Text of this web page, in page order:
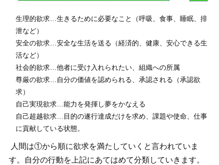
生理的欲求…生きるために必要なこと（呼吸、食事、睡眠、排
泄など）
安全の欲求…安全な生活を送る（経済的、健康、安心できる生
活など）
社会的欲求…他者に受け入れられたい、組織への所属
尊厳の欲求…自分の価値を認められる、承認される（承認欲
求）
自己実現欲求…能力を発揮し夢をかなえる
自己超越欲求…目的の遂行達成だけを求め、課題や使命、仕事
に貢献している状態。
人間は①から順に欲求を満たしていくと言われていま
す。自分の行動を上記にあてはめて分類していきます。